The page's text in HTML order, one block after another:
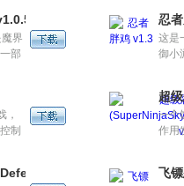
反
界
部
忍
这是
御小
，
制
超
一个
作用
趣
First Wave) v5.29
飞